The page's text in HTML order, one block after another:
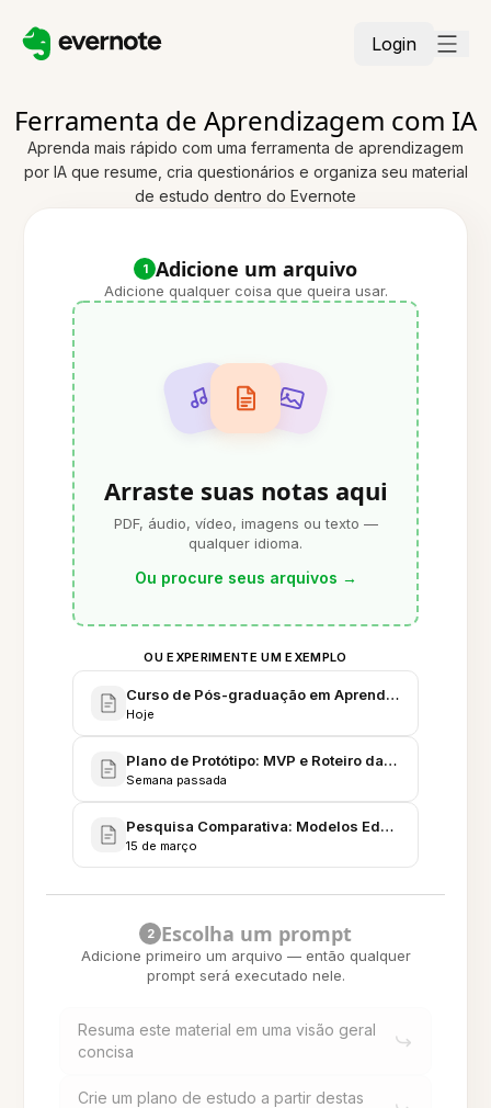
Login
Ferramenta de Aprendizagem com IA
Aprenda mais rápido com uma ferramenta de aprendizagem
por IA que resume, cria questionários e organiza seu material
de estudo dentro do Evernote
1 Adicione um arquivo
Adicione qualquer coisa que queira usar.
Arraste suas notas aqui
PDF, áudio, vídeo, imagens ou texto —
qualquer idioma.
Ou procure seus arquivos →
OU EXPERIMENTE UM EXEMPLO
Curso de Pós-graduação em Aprendizagem de IA
Hoje
Plano de Protótipo: MVP e Roteiro da Ferramenta
Semana passada
Pesquisa Comparativa: Modelos Educacionais e
15 de março
2 Escolha um prompt
Adicione primeiro um arquivo — então qualquer
prompt será executado nele.
Resuma este material em uma visão geral
concisa
Crie um plano de estudo a partir destas